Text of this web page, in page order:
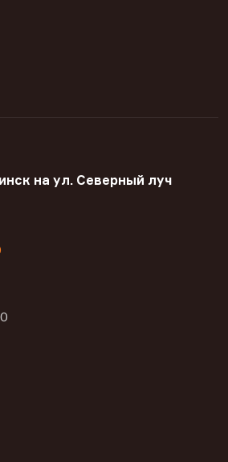
на ул. Северный луч